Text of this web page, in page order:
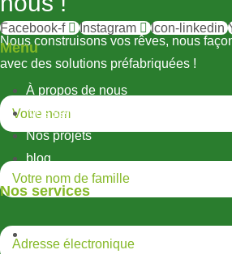
Facebook-f Instagram Icon-linkedin
Menu
À propos de nous
Nos services
Nos projets
blog
Nos services
Nous construisons vos rêves, nous
avec des solutions préfabriquées !